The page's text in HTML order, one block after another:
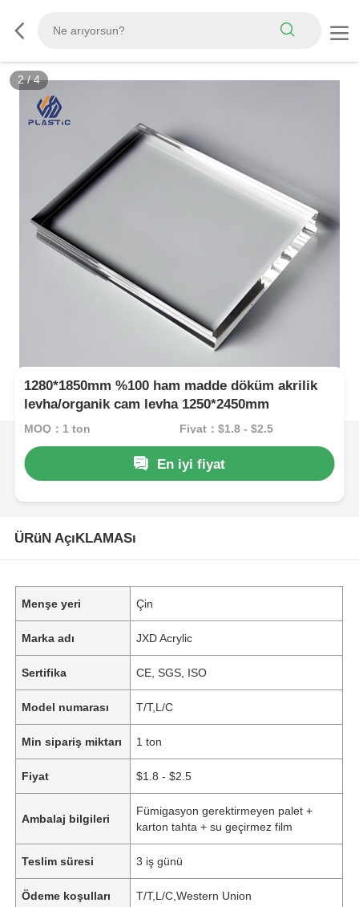
3/4
1280*1850mm %100 ham madde döküm akrilik
levha/organik cam levha 1250*2450mm
MOQ：1 ton Fiyat：$1.8 - $2.5
En iyi fiyat
ÜRüN AçıKLAMASı
Menşe yeri Çin
Marka adı JXD Acrylic
Sertifika CE, SGS, ISO
Model numarası T/T,L/C
Min sipariş miktarı 1 ton
Fiyat $1.8 - $2.5
Ambalaj bilgileri
Fümigasyon gerektirmeyen palet +
karton tahta + su geçirmez film
Teslim süresi 3 iş günü
Ödeme koşulları T/T,L/C,Western Union